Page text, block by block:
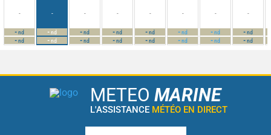
-
-nd
-nd
-
-nd
-nd
-
-nd
-nd
-
-nd
-nd
-
-nd
-nd
-
-nd
-nd
-
-nd
-nd
-
-nd
-nd
METEO MARINE
L'ASSISTANCE MÉTÉO EN DIRECT